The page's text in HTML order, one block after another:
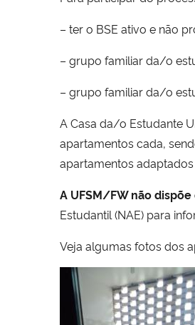
– ter o BSE ativo e não
– grupo familiar da/o
– grupo familiar da/o
A Casa da/o Estudante
apartamentos cada,
apartamentos
A UFSM/FW não
Estudantil (NAE) para
Veja algumas fotos dos